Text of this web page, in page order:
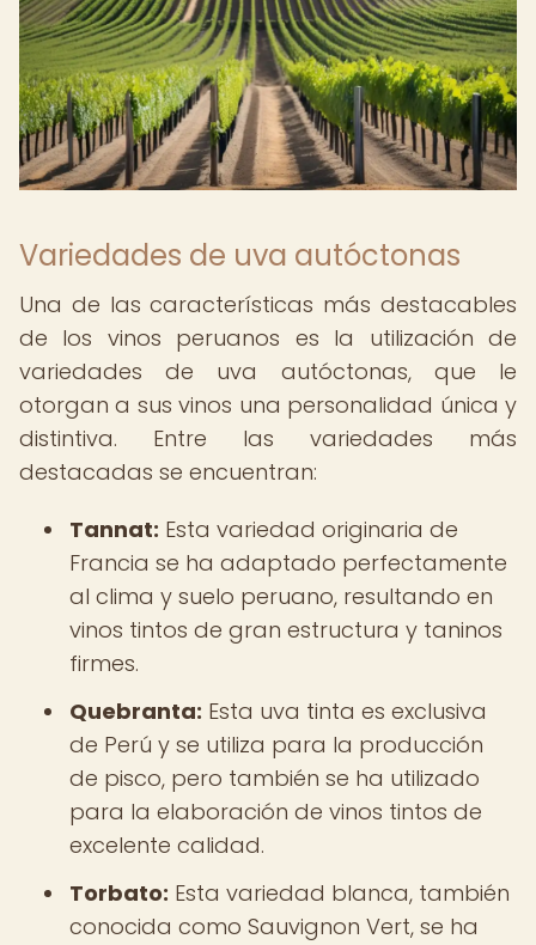
Variedades de uva autóctonas
Una de las características más destacables
de los vinos peruanos es la utilización de
variedades de uva autóctonas, que le
otorgan a sus vinos una personalidad única y
distintiva. Entre las variedades más
destacadas se encuentran:
Tannat: Esta variedad originaria de
Francia se ha adaptado perfectamente
al clima y suelo peruano, resultando en
vinos tintos de gran estructura y taninos
firmes.
Quebranta: Esta uva tinta es exclusiva
de Perú y se utiliza para la producción
de pisco, pero también se ha utilizado
para la elaboración de vinos tintos de
excelente calidad.
Torbato: Esta variedad blanca, también
conocida como Sauvignon Vert, se ha